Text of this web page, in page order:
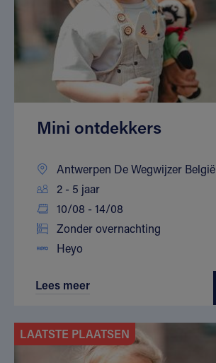
Mini ontdekkers
Antwerpen De Wegwijzer België
2 - 5 jaar
10/08 - 14/08
Zonder overnachting
Heyo
Lees meer
LAATSTE PLAATSEN